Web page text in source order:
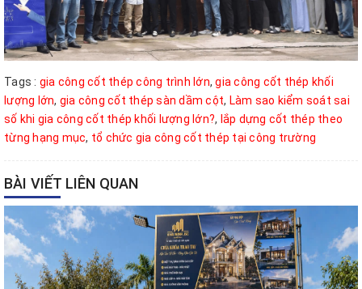
Tags : gia công cốt thép công trình lớn,gia công cốt thép khối
lượng lớn, gia công cốt thép sàn dầm cột, Làm sao kiểm soát sai
số khi gia công cốt thép khối lượng lớn?, lắp dựng cốt thép theo
từng hạng mục, tổ chức gia công cốt thép tại công trường
BÀI VIẾT LIÊN QUAN